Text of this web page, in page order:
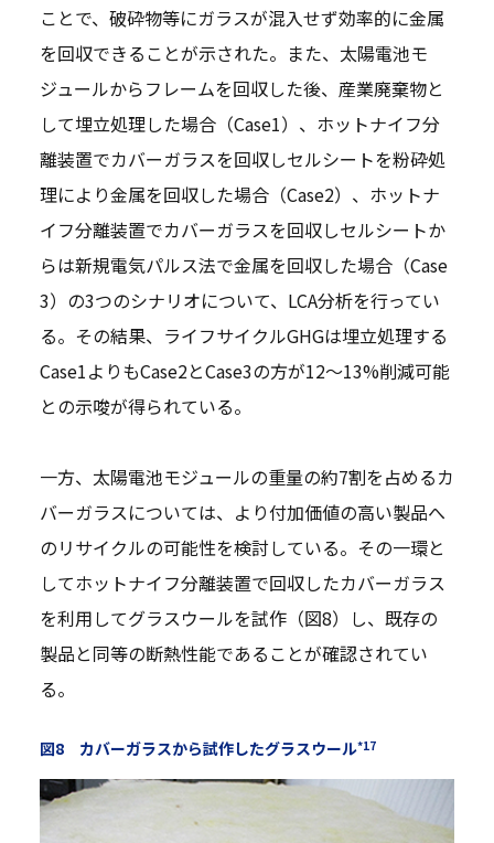
ことで、破砕物等にガラスが混入せず効率的に金属
を回収できることが示された。また、太陽電池モ
ジュールからフレームを回収した後、産業廃棄物と
して埋立処理した場合（Case1）、ホットナイフ分
離装置でカバーガラスを回収しセルシートを粉砕処
理により金属を回収した場合（Case2）、ホットナ
イフ分離装置でカバーガラスを回収しセルシートか
らは新規電気パルス法で金属を回収した場合（Case
3）の3つのシナリオについて、LCA分析を行ってい
る。その結果、ライフサイクルGHGは埋立処理する
Case1よりもCase2とCase3の方が12～13%削減可能
との示唆が得られている。
一方、太陽電池モジュールの重量の約7割を占めるカ
バーガラスについては、より付加価値の高い製品へ
のリサイクルの可能性を検討している。その一環と
してホットナイフ分離装置で回収したカバーガラス
を利用してグラスウールを試作（図8）し、既存の
製品と同等の断熱性能であることが確認されてい
る。
図8 カバーガラスから試作したグラスウール*17